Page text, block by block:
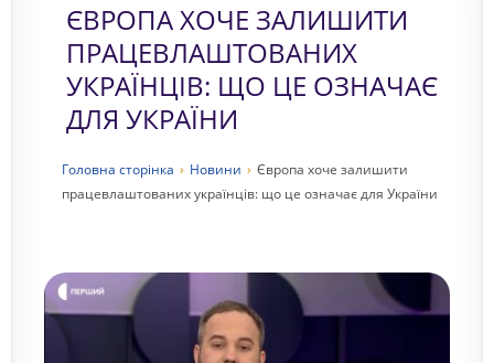
ЄВРОПА ХОЧЕ ЗАЛИШИТИ
ПРАЦЕВЛАШТОВАНИХ
УКРАЇНЦІВ: ЩО ЦЕ ОЗНАЧАЄ
ДЛЯ УКРАЇНИ
Головна сторiнка › Новини › Європа хоче залишити
працевлаштованих українців: що це означає для України